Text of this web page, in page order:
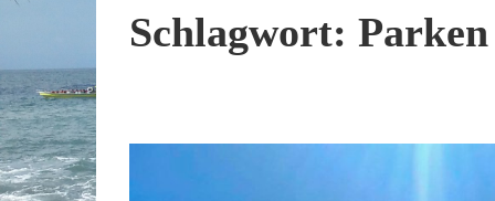
Schlagwort: Parken